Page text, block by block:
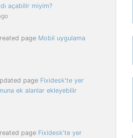
açabilir miyim?
page Mobil uygulama
page Fixidesk'te yer
ek alanlar ekleyebilir
page Fixidesk'te yer